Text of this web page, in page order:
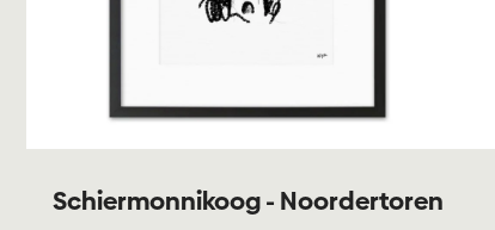
Schiermonnikoog - Noordertoren